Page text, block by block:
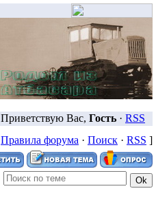
Приветствую Вас, Гость · RSS
Правила форума · Поиск · RSS ]